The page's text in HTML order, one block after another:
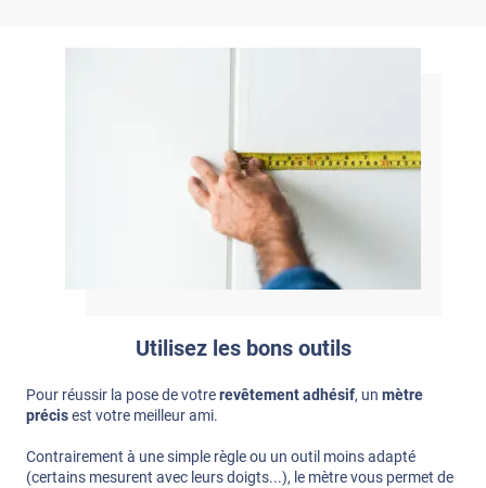
Utilisez les bons outils
Pour réussir la pose de votrerevêtement adhésif, un mètre
précisest votre meilleur ami.
Contrairement à une simple règle ou un outil moins adapté
(certains mesurent avec leurs doigts...), le mètre vous permet de